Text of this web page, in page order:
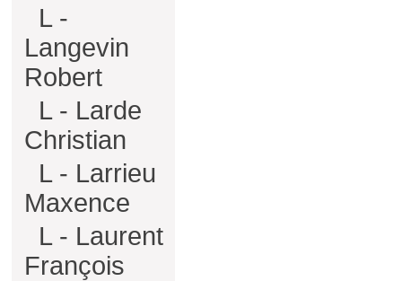
L -
Langevin
Robert
L - Larde
Christian
L - Larrieu
Maxence
L - Laurent
François